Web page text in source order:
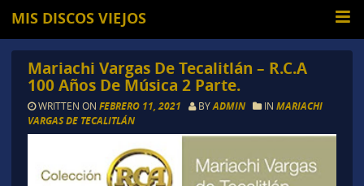
MIS DISCOS VIEJOS
Mariachi Vargas De Tecalitlán – R.C.A
100 Años De Música 2 Parte.
WRITTEN ON FEBRERO 11, 2021 BYADMIN IN MARIACHI
VARGAS DE TECALITLÁN